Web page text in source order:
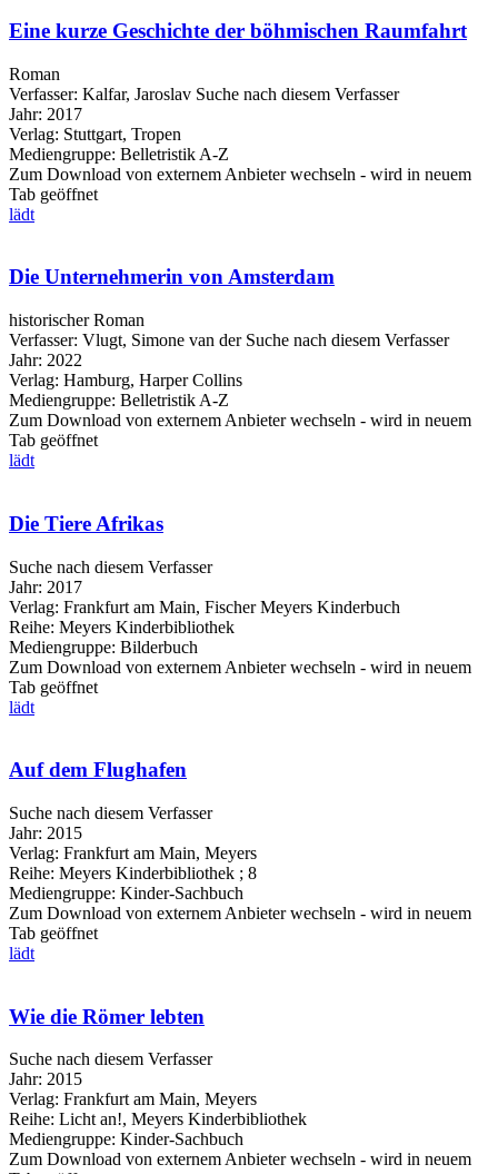
Eine kurze Geschichte der böhmischen Raumfahrt
Roman
Verfasser: Kalfar, Jaroslav Suche nach diesem Verfasser
Jahr: 2017
Verlag: Stuttgart, Tropen
Mediengruppe: Belletristik A-Z
Zum Download von externem Anbieter wechseln - wird in neuem
Tab geöffnet
lädt
Die Unternehmerin von Amsterdam
historischer Roman
Verfasser: Vlugt, Simone van der Suche nach diesem Verfasser
Jahr: 2022
Verlag: Hamburg, Harper Collins
Mediengruppe: Belletristik A-Z
Zum Download von externem Anbieter wechseln - wird in neuem
Tab geöffnet
lädt
Die Tiere Afrikas
Suche nach diesem Verfasser
Jahr: 2017
Verlag: Frankfurt am Main, Fischer Meyers Kinderbuch
Reihe: Meyers Kinderbibliothek
Mediengruppe: Bilderbuch
Zum Download von externem Anbieter wechseln - wird in neuem
Tab geöffnet
lädt
Auf dem Flughafen
Suche nach diesem Verfasser
Jahr: 2015
Verlag: Frankfurt am Main, Meyers
Reihe: Meyers Kinderbibliothek ; 8
Mediengruppe: Kinder-Sachbuch
Zum Download von externem Anbieter wechseln - wird in neuem
Tab geöffnet
lädt
Wie die Römer lebten
Suche nach diesem Verfasser
Jahr: 2015
Verlag: Frankfurt am Main, Meyers
Reihe: Licht an!, Meyers Kinderbibliothek
Mediengruppe: Kinder-Sachbuch
Zum Download von externem Anbieter wechseln - wird in neuem